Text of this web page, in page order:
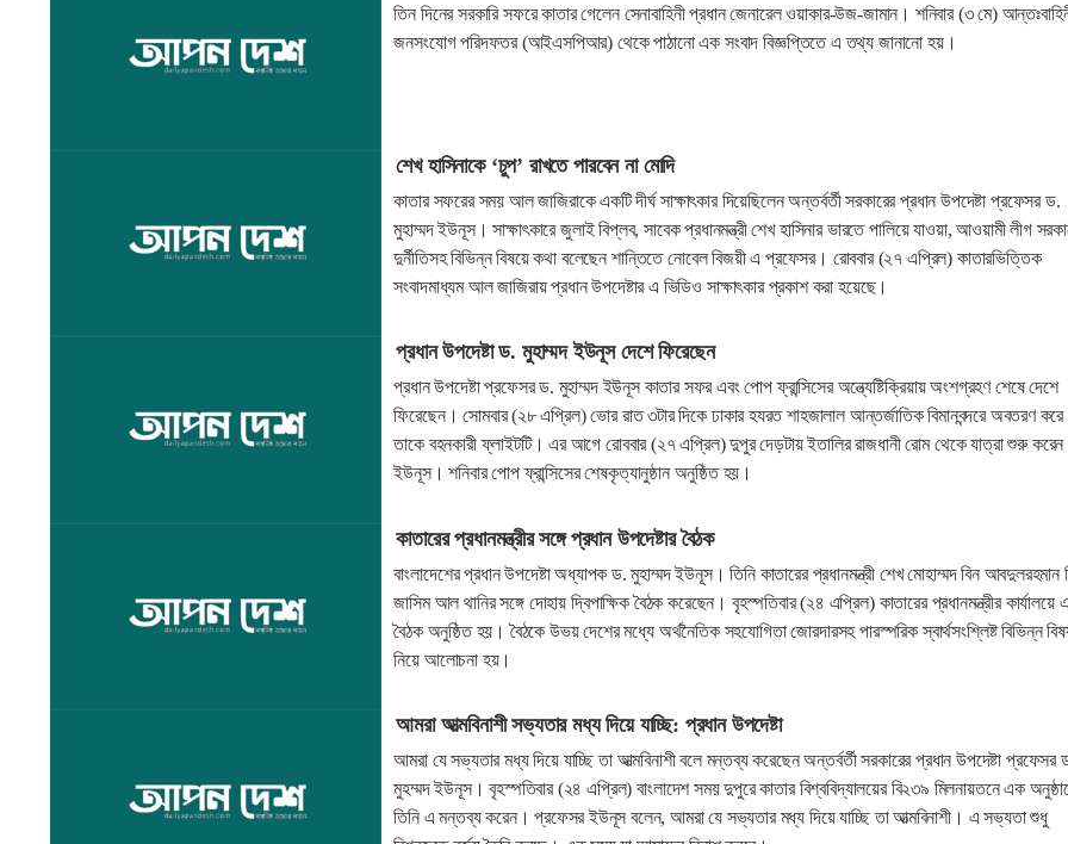
তিন দিনের সরকারি সফরে কাতার গেলেন সেনাবাহিনী প্রধান জেনারেল ওয়াকার-উজ-জামান। শনিবার (৩ মে)
জনসংযোগ পরিদফতর (আইএসপিআর) থেকে পাঠানো এক সংবাদ বিজ্ঞপ্তিতে এ তথ্য জানানো হয়।
শেখ হাসিনাকে ‘চুপ’ রাখতে পারবেন না মোদি
কাতার সফরের সময় আল জাজিরাকে একটি দীর্ঘ সাক্ষাৎকার দিয়েছিলেন অন্তর্বর্তী সরকারের প্রধান উপদেষ্টা প্রফেসর ড.
মুহাম্মদ ইউনূস। সাক্ষাৎকারে জুলাই বিপ্লব, সাবেক প্রধানমন্ত্রী শেখ হাসিনার ভারতে পালিয়ে যাওয়া, আওয়ামী লীগ
দুর্নীতিসহ বিভিন্ন বিষয়ে কথা বলেছেন শান্তিতে নোবেল বিজয়ী এ প্রফেসর। রোববার (২৭ এপ্রিল) কাতারভিত্তিক
সংবাদমাধ্যম আল জাজিরায় প্রধান উপদেষ্টার এ ভিডিও সাক্ষাৎকার প্রকাশ করা হয়েছে।
প্রধান উপদেষ্টা ড. মুহাম্মদ ইউনূস দেশে ফিরেছেন
প্রধান উপদেষ্টা প্রফেসর ড. মুহাম্মদ ইউনূস কাতার সফর এবং পোপ ফ্রান্সিসের অন্ত্যেষ্টিক্রিয়ায় অংশগ্রহণ শেষে দেশে
ফিরেছেন। সোমবার (২৮ এপ্রিল) ভোর রাত ৩টার দিকে ঢাকার হযরত শাহজালাল আন্তর্জাতিক বিমানবন্দরে অবতরণ করে
তাকে বহনকারী ফ্লাইটটি। এর আগে রোববার (২৭ এপ্রিল) দুপুর দেড়টায় ইতালির রাজধানী রোম থেকে যাত্রা শুরু
ইউনূস। শনিবার পোপ ফ্রান্সিসের শেষকৃত্যানুষ্ঠান অনুষ্ঠিত হয়।
কাতারের প্রধানমন্ত্রীর সঙ্গে প্রধান উপদেষ্টার বৈঠক
বাংলাদেশের প্রধান উপদেষ্টা অধ্যাপক ড. মুহাম্মদ ইউনূস। তিনি কাতারের প্রধানমন্ত্রী শেখ মোহাম্মদ বিন আবদুলরহমান
জাসিম আল থানির সঙ্গে দোহায় দ্বিপাক্ষিক বৈঠক করেছেন। বৃহস্পতিবার (২৪ এপ্রিল) কাতারের প্রধানমন্ত্রীর কার্যালয়ে এ
বৈঠক অনুষ্ঠিত হয়। বৈঠকে উভয় দেশের মধ্যে অর্থনৈতিক সহযোগিতা জোরদারসহ পারস্পরিক স্বার্থসংশ্লিষ্ট বিভিন্ন
নিয়ে আলোচনা হয়।
আমরা আত্মবিনাশী সভ্যতার মধ্য দিয়ে যাচ্ছি: প্রধান উপদেষ্টা
আমরা যে সভ্যতার মধ্য দিয়ে যাচ্ছি তা আত্মবিনাশী বলে মন্তব্য করেছেন অন্তর্বর্তী সরকারের প্রধান উপদেষ্টা প্রফেসর
মুহম্মদ ইউনূস। বৃহস্পতিবার (২৪ এপ্রিল) বাংলাদেশ সময় দুপুরে কাতার বিশ্ববিদ্যালয়ের বি২৩৯ মিলনায়তনে এক
তিনি এ মন্তব্য করেন। প্রফেসর ইউনূস বলেন, আমরা যে সভ্যতার মধ্য দিয়ে যাচ্ছি তা আত্মবিনাশী। এ সভ্যতা শুধু